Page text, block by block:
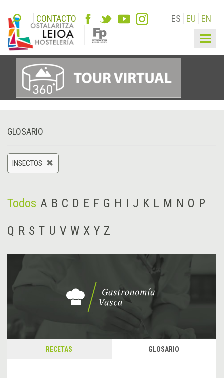
CONTACTO ES EU EN
GLOSARIO
INSECTOS
Todos A B C D E F G H I J K L M N O P
Q R S T U V W X Y Z
RECETAS GLOSARIO